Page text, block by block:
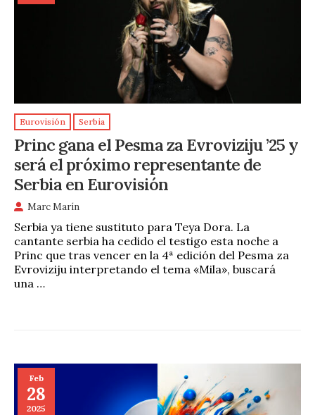
Eurovisión Serbia
Princ gana el Pesma za Evroviziju ’25 y
será el próximo representante de
Serbia en Eurovisión
Marc Marín
Serbia ya tiene sustituto para Teya Dora. La
cantante serbia ha cedido el testigo esta noche a
Princ que tras vencer en la 4ª edición del Pesma za
Evroviziju interpretando el tema «Mila», buscará
una …
Feb
28
2025